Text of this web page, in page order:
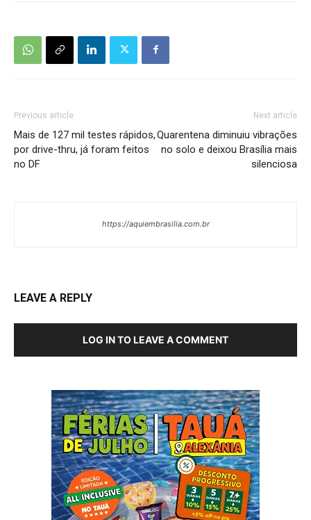
Previous article
Mais de 127 mil testes rápidos,
por drive-thru, já foram feitos
no DF
Next article
Quarentena diminuiu vibrações
no solo e deixou Brasília mais
silenciosa
https://aquiembrasilia.com.br
LEAVE A REPLY
LOG IN TO LEAVE A COMMENT